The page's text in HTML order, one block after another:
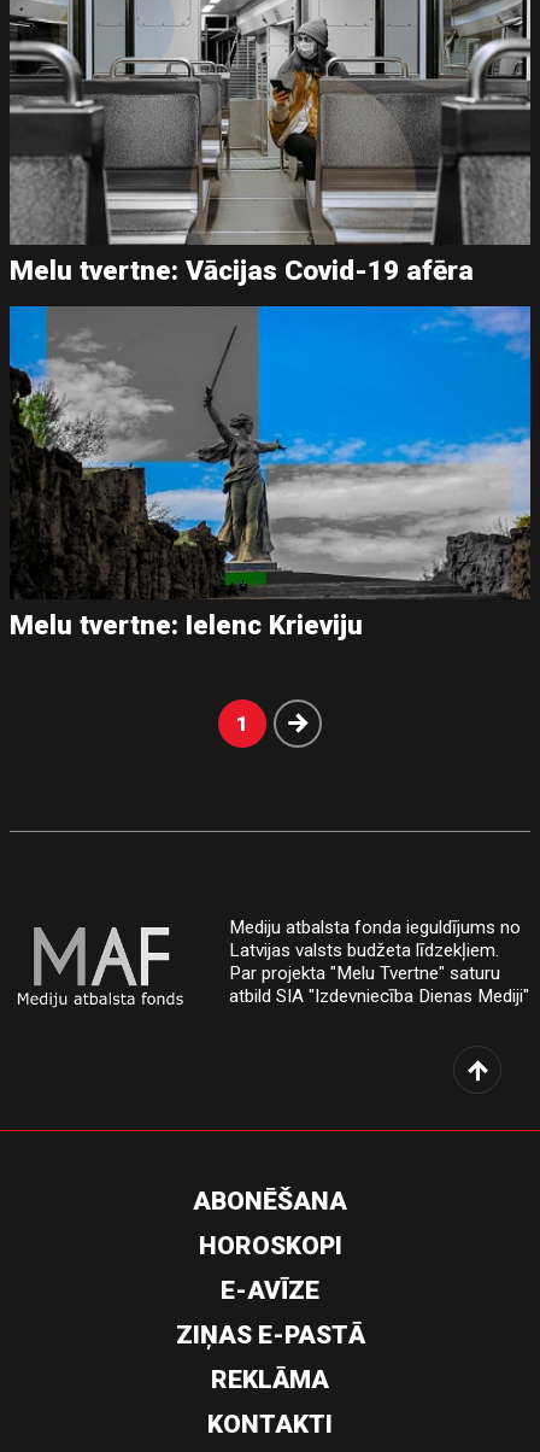
Melu tvertne: Vācijas Covid-19 afēra
Melu tvertne: Ielenc Krieviju
1 Nākošā
Mediju atbalsta fonda ieguldījums no
Latvijas valsts budžeta līdzekļiem.
Par projekta "Melu Tvertne" saturu
atbild SIA "Izdevniecība Dienas Mediji"
ABONĒŠANA
HOROSKOPI
E-AVĪZE
ZIŅAS E-PASTĀ
REKLĀMA
KONTAKTI